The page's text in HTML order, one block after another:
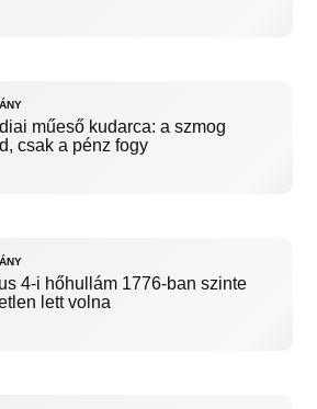
műeső kudarca: a szmog
csak a pénz fogy
4-i hőhullám 1776-ban szinte
lett volna